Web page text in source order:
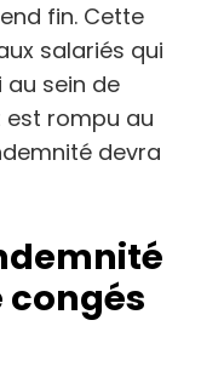
fin. Cette
salariés qui
au sein de
est rompu au
devra